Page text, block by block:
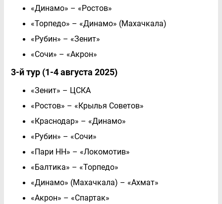
«Динамо» – «Ростов»
«Торпедо» – «Динамо» (Махачкала)
«Рубин» – «Зенит»
«Сочи» – «Акрон»
3-й тур (1-4 августа 2025)
«Зенит» – ЦСКА
«Ростов» – «Крылья Советов»
«Краснодар» – «Динамо»
«Рубин» – «Сочи»
«Пари НН» – «Локомотив»
«Балтика» – «Торпедо»
«Динамо» (Махачкала) – «Ахмат»
«Акрон» – «Спартак»